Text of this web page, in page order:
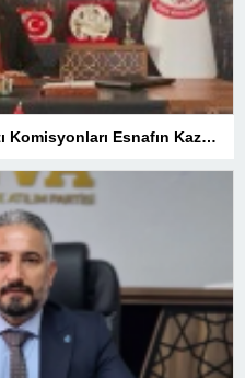
Başkan Havabulut:”Kredi Kartı Komisyonları Esnafın Kazancını Eritiyor”